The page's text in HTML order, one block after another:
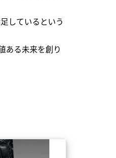
しているという
ある未来を創り